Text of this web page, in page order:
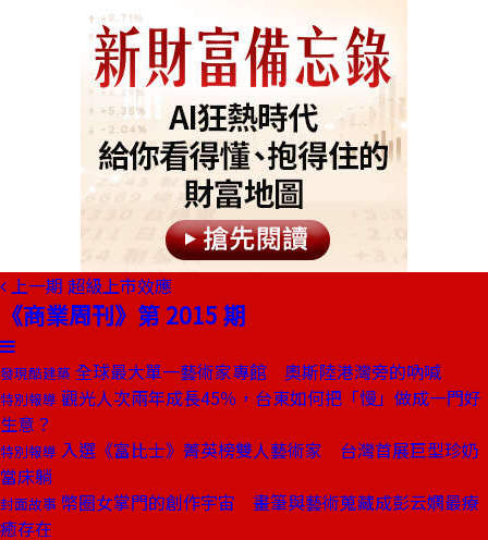
上一期 超級上市效應
《商業周刊》第 2015 期
發現酷建築 全球最大單一藝術家專館 奧斯陸港灣旁的吶喊
特別報導 觀光人次兩年成長45％，台東如何把「慢」做成一門好
生意？
特別報導 入選《富比士》菁英榜雙人藝術家 台灣首展巨型珍奶
當床躺
封面故事 幣圈女掌門的創作宇宙 畫筆與藝術蒐藏成彭云嫻最療
癒存在